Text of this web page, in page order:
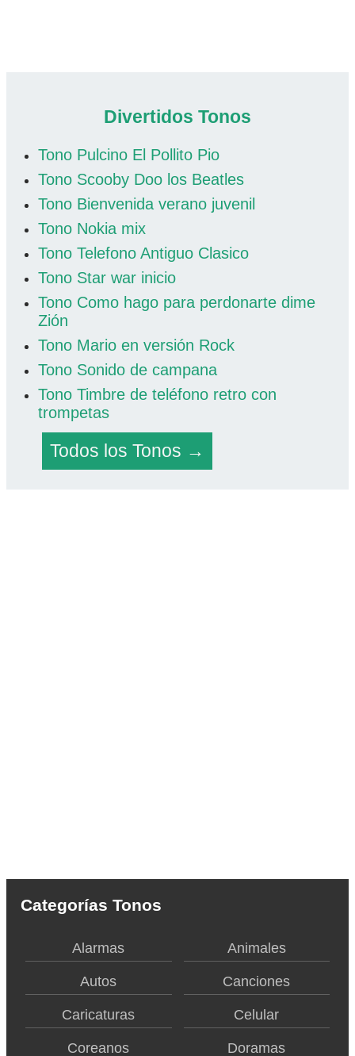
Divertidos Tonos
Tono Pulcino El Pollito Pio
Tono Scooby Doo los Beatles
Tono Bienvenida verano juvenil
Tono Nokia mix
Tono Telefono Antiguo Clasico
Tono Star war inicio
Tono Como hago para perdonarte dime
Zión
Tono Mario en versión Rock
Tono Sonido de campana
Tono Timbre de teléfono retro con
trompetas
Todos los Tonos →
Categorías Tonos
Alarmas Animales
Autos Canciones
Caricaturas Celular
Coreanos Doramas